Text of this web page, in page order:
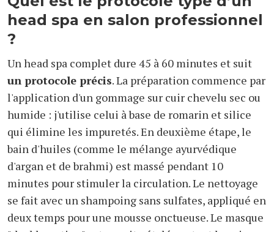
head spa en salon professionnel
?
Un head spa complet dure 45 à 60 minutes et suit
un protocole précis. La préparation commence par
l'application d'un gommage sur cuir chevelu sec ou
humide : j'utilise celui à base de romarin et silice
qui élimine les impuretés. En deuxième étape, le
bain d'huiles (comme le mélange ayurvédique
d'argan et de brahmi) est massé pendant 10
minutes pour stimuler la circulation. Le nettoyage
se fait avec un shampoing sans sulfates, appliqué en
deux temps pour une mousse onctueuse. Le masque